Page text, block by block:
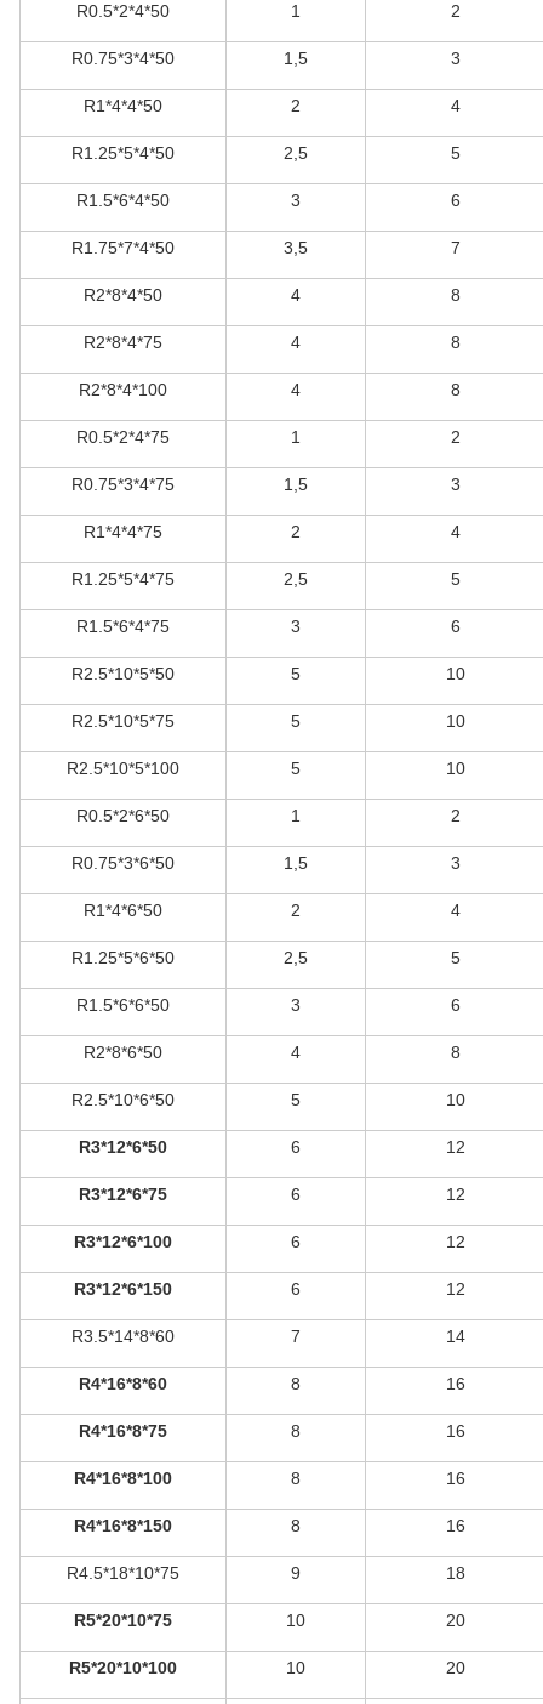
R0.5*2*4*50 1 2
R0.75*3*4*50 1,5 3
R1*4*4*50 2 4
R1.25*5*4*50 2,5 5
R1.5*6*4*50 3 6
R1.75*7*4*50 3,5 7
R2*8*4*50 4 8
R2*8*4*75 4 8
R2*8*4*100 4 8
R0.5*2*4*75 1 2
R0.75*3*4*75 1,5 3
R1*4*4*75 2 4
R1.25*5*4*75 2,5 5
R1.5*6*4*75 3 6
R2.5*10*5*50 5 10
R2.5*10*5*75 5 10
R2.5*10*5*100 5 10
R0.5*2*6*50 1 2
R0.75*3*6*50 1,5 3
R1*4*6*50 2 4
R1.25*5*6*50 2,5 5
R1.5*6*6*50 3 6
R2*8*6*50 4 8
R2.5*10*6*50 5 10
R3*12*6*50 6 12
R3*12*6*75 6 12
R3*12*6*100 6 12
R3*12*6*150 6 12
R3.5*14*8*60 7 14
R4*16*8*60 8 16
R4*16*8*75 8 16
R4*16*8*100 8 16
R4*16*8*150 8 16
R4.5*18*10*75 9 18
R5*20*10*75 10 20
R5*20*10*100 10 20